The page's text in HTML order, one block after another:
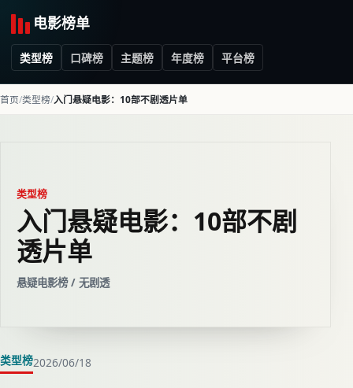
电影榜单
类型榜 口碑榜 主题榜 年度榜 平台榜
首页 类型榜 入门悬疑电影：10部不剧透片单
类型榜
入门悬疑电影：10部不剧
透片单
悬疑电影榜 / 无剧透
类型榜2026/06/18